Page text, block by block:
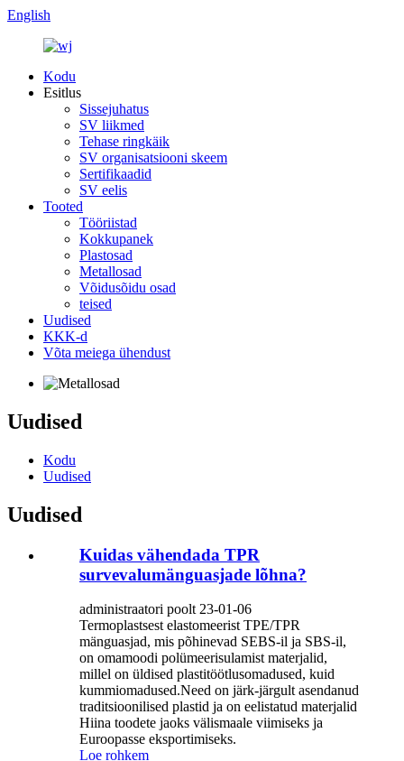
English
Kodu
Esitlus
Sissejuhatus
SV liikmed
Tehase ringkäik
SV organisatsiooni skeem
Sertifikaadid
SV eelis
Tooted
Tööriistad
Kokkupanek
Plastosad
Metallosad
Võidusõidu osad
teised
Uudised
KKK-d
Võta meiega ühendust
Uudised
Kodu
Uudised
Uudised
Kuidas vähendada TPR
survevalumänguasjade lõhna?
administraatori poolt 23-01-06
Termoplastsest elastomeerist TPE/TPR
mänguasjad, mis põhinevad SEBS-il ja SBS-il,
on omamoodi polümeerisulamist materjalid,
millel on üldised plastitöötlusomadused, kuid
kummiomadused.Need on järk-järgult asendanud
traditsioonilised plastid ja on eelistatud materjalid
Hiina toodete jaoks välismaale viimiseks ja
Euroopasse eksportimiseks.
Loe rohkem